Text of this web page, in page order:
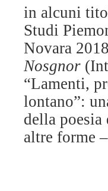
in alcuni
Studi
Novara
Nosgnor
“Lamenti,
lontano”:
della
altre forme